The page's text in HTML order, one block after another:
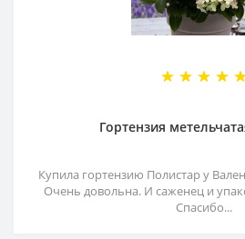
Гортензия
Купила гортензию Полистар у
Очень довольна. И саженец и
Спасибо...